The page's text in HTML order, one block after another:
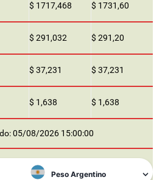
$ 1717,468 $ 1731,60
$ 291,032 $ 291,20
$ 37,231 $ 37,231
$ 1,638 $ 1,638
05/08/2026 15:00:00